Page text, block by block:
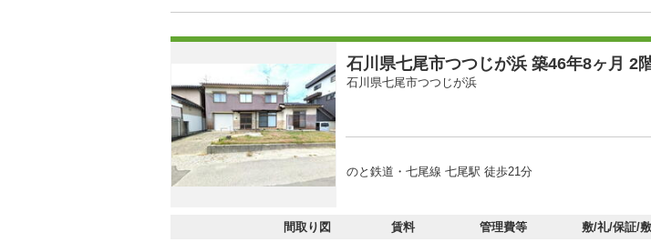
石川県七尾市つつじが浜 築46年8ヶ月 2
石川県七尾市つつじが浜
のと鉄道・七尾線 七尾駅 徒歩21分
間取り図 賃料 管理費等 敷/礼/保証/